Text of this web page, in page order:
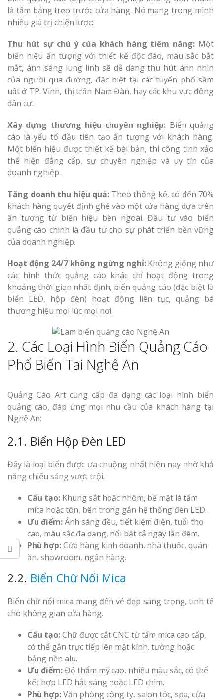
là tấm bảng treo trước cửa hàng. Nó mang trong mình
nhiều giá trị chiến lược:
Thu hút sự chú ý của khách hàng tiềm năng: Một
biển hiệu ấn tượng với thiết kế độc đáo, màu sắc bắt
mắt, ánh sáng lung linh sẽ dễ dàng thu hút ánh nhìn
của người qua đường, đặc biệt tại các tuyến phố sầm
uất ở TP. Vinh, thị trấn Nam Đàn, hay các khu vực đông
dân cư.
Xây dựng thương hiệu chuyên nghiệp: Biển quảng
cáo là yếu tố đầu tiên tạo ấn tượng với khách hàng.
Một biển hiệu được thiết kế bài bản, thi công tinh xảo
thể hiện đẳng cấp, sự chuyên nghiệp và uy tín của
doanh nghiệp.
Tăng doanh thu hiệu quả: Theo thống kê, có đến 70%
khách hàng quyết định ghé vào một cửa hàng dựa trên
ấn tượng từ biển hiệu bên ngoài. Đầu tư vào biển
quảng cáo chính là đầu tư cho sự phát triển bền vững
của doanh nghiệp.
Hoạt động 24/7 không ngừng nghỉ:Không giống như
các hình thức quảng cáo khác chỉ hoạt động trong
khoảng thời gian nhất định, biển quảng cáo (đặc biệt là
biển LED, hộp đèn) hoạt động liên tục, quảng bá
thương hiệu mọi lúc mọi nơi.
2. Các Loại Hình Biển Quảng Cáo
Phổ Biến Tại Nghệ An
Quảng Cáo Art cung cấp đa dạng các loại hình biển
quảng cáo, đáp ứng mọi nhu cầu của khách hàng tại
Nghệ An:
2.1. Biển Hộp Đèn LED
Đây là loại biển được ưa chuộng nhất hiện nay nhờ khả
năng chiếu sáng vượt trội.
Cấu tạo: Khung sắt hoặc nhôm, bề mặt là tấm
mica hoặc tôn, bên trong gắn hệ thống đèn LED.
Ưu điểm:Ánh sáng đều, tiết kiệm điện, tuổi thọ
cao, màu sắc đa dạng, nổi bật cả ngày lẫn đêm.
Phù hợp:Cửa hàng kinh doanh, nhà thuốc, quán
ăn, showroom, ngân hàng.
2.2. Biển Chữ Nổi Mica
Biển chữ nổi mica mang đến vẻ đẹp sang trọng, tinh tế
cho không gian cửa hàng.
Cấu tạo:Chữ được cắt CNC từ tấm mica cao cấp,
có thể gắn trực tiếp lên mặt kính, tường hoặc
bảng nền alu.
Ưu điểm:Độ thẩm mỹ cao, nhiều màu sắc, có thể
kết hợp LED hắt sáng hoặc LED chìm.
Phù hợp:Văn phòng công ty, salon tóc, spa, cửa
Ma Trận
Mica Tại Vinh Lấy
Làm biển
tại Vinh Nghệ An
Nam Đàn Uy Tín Giá
Làm Biển
Mỹ Phẩm Vinh Thu
Top 10 Mẫu
Hiệu Shop
Nghệ An Đẹp
Làm Hộp